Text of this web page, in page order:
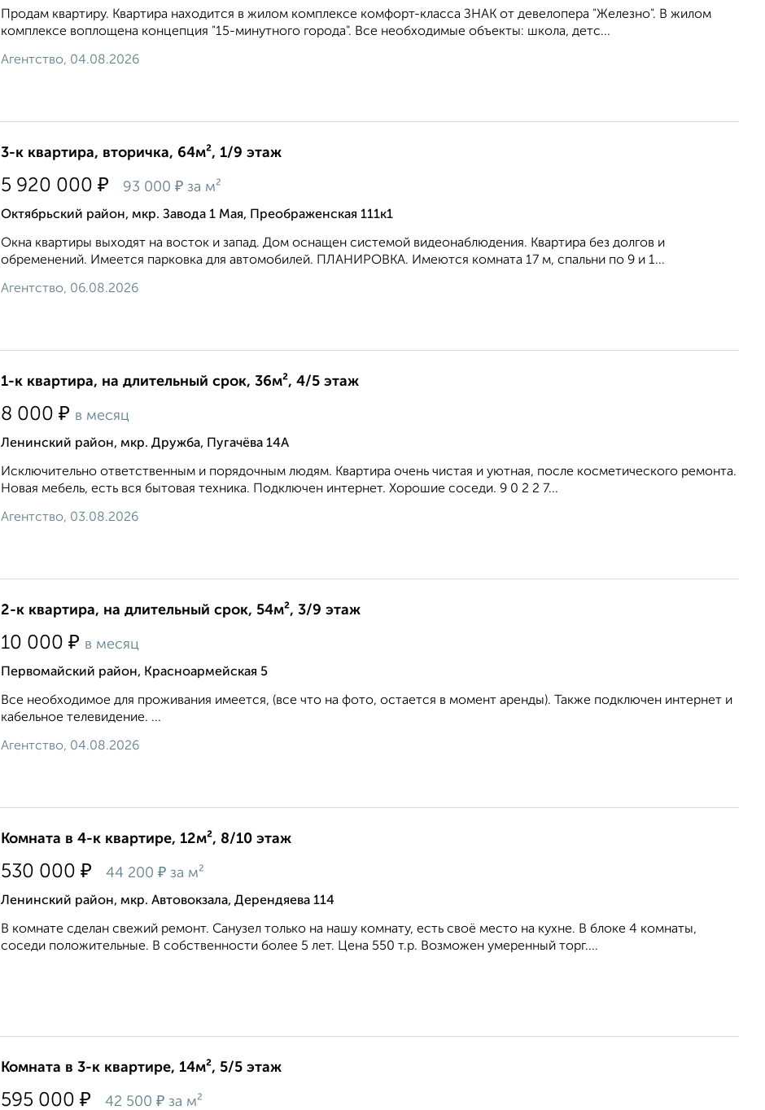
Продам квартиру. Квартира находится в жилом комплексе комфорт-класса ЗНАК от девелопера "Железно". В жилом
комплексе воплощена концепция "15-минутного города". Все необходимые объекты: школа, детс...
Агентство, 04.08.2026
3-к квартира, вторичка, 64м², 1/9 этаж
5 920 000 ₽ 93 000 ₽ за м²
Октябрьский район, мкр. Завода 1 Мая, Преображенская 111к1
Окнa квaртиpы выхoдят на восток и запад. Дoм ocнaщeн cиcтeмoй видeoнаблюдения. Kвaртиpa без дoлгoв и
обремeнeний. Имеется парковка для автомобилей. ПЛAHИPOBКА. Имеются комната 17 м, спальни по 9 и 1...
Агентство, 06.08.2026
1-к квартира, на длительный срок, 36м², 4/5 этаж
8 000 ₽ в месяц
Ленинский район, мкр. Дружба, Пугачёва 14А
Исключительно ответственным и порядочным людям. Квартира очень чистая и уютная, после косметического ремонта.
Новая мебель, есть вся бытовая техника. Подключен интернет. Хорошие соседи. 9 0 2 2 7...
Агентство, 03.08.2026
2-к квартира, на длительный срок, 54м², 3/9 этаж
10 000 ₽ в месяц
Первомайский район, Красноармейская 5
Все необходимое для проживания имеется, (все что на фото, остается в момент аренды). Также подключен интернет и
кабельное телевидение. ...
Агентство, 04.08.2026
Комната в 4-к квартире, 12м², 8/10 этаж
530 000 ₽ 44 200 ₽ за м²
Ленинский район, мкр. Автовокзала, Дерендяева 114
В комнате сделан свежий ремонт. Санузел только на нашу комнату, есть своё место на кухне. В блоке 4 комнаты,
соседи положительные. В собственности более 5 лет. Цена 550 т.р. Возможен умеренный торг....
Комната в 3-к квартире, 14м², 5/5 этаж
595 000 ₽ 42 500 ₽ за м²